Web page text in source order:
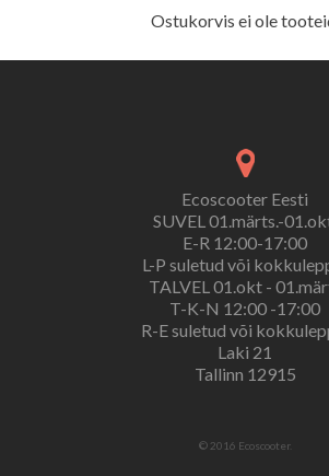
Ostukorvis ei ole
Ecoscooter Eesti
SUVEL 01.märts.-
E-R 12:00-17:00
L-P suletud või
TALVEL 01.okt -
T-K-N 12:00 -17:00
R-E suletud või
Laki 21
Tallinn 12915
© 2016 Ecoscooter.